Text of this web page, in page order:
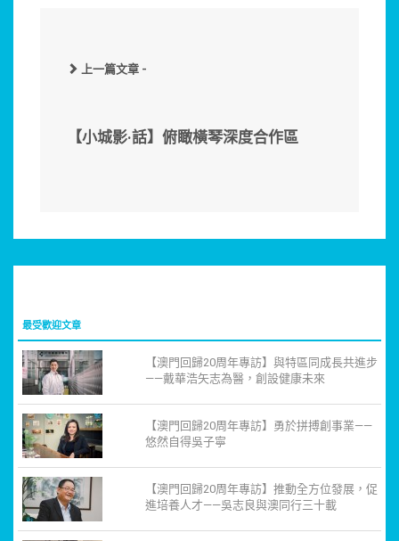
上一篇文章 -
【小城影·話】俯瞰橫琴深度合作區
最受歡迎文章
【澳門回歸20周年專訪】與特區同成長共進步
——戴華浩矢志為醫，創設健康未來
【澳門回歸20周年專訪】勇於拼搏創事業——
悠然自得吳子寧
【澳門回歸20周年專訪】推動全方位發展，促
進培養人才——吳志良與澳同行三十載